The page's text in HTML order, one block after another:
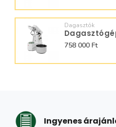
Dagasztók
758 000 Ft
Ingyenes